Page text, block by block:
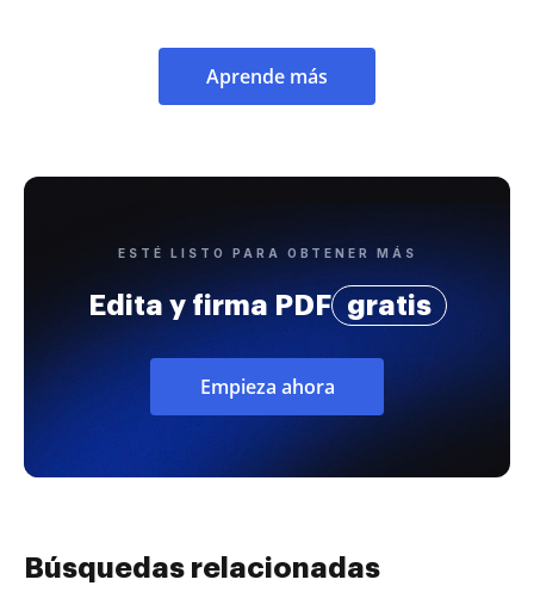
Aprende más
ESTÉ LISTO PARA OBTENER MÁS
Edita y firma PDF gratis
Empieza ahora
Búsquedas relacionadas